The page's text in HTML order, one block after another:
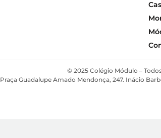
© 2025 Colégio Módulo –
Praça Guadalupe Amado Mendonça, 247. Inácio